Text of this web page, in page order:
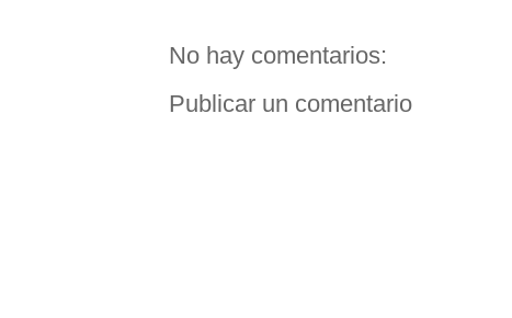
No hay comentarios:
Publicar un comentario